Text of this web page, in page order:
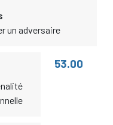
un adversaire
53.00